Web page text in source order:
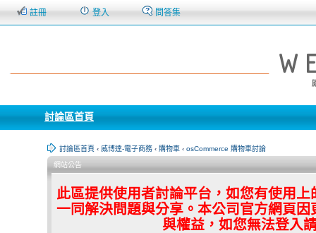
註冊 登入 問答集
討論區首頁
討論區首頁 ‹ 威博達-電子商務 ‹ 購物車 ‹ osCommerce 購物車討論
網站公告
此區提供使用者討論平台，如您有使用
一同解決問題與分享。本公司官方網頁
與權益，如您無法登入